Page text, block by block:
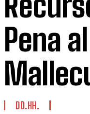
Pena
DD.HH.